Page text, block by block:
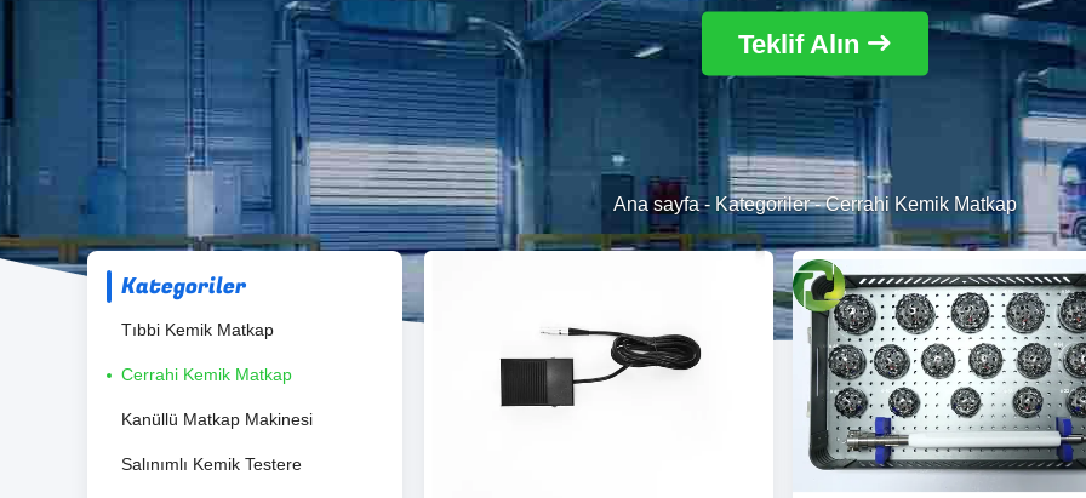
Teklif Alın
Ana sayfa- Kategoriler-Cerrahi Kemik Matkap
Kategoriler
Tıbbi Kemik Matkap
Cerrahi Kemik Matkap
Kanüllü Matkap Makinesi
Salınımlı Kemik Testere